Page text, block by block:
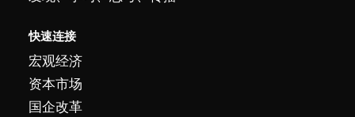
快速连接
宏观经济
资本市场
国企改革